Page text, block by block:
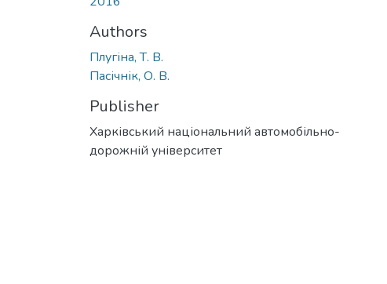
Authors
Плугіна, Т. В.
Пасічнік, О. В.
Publisher
Харківський національний автомобільно-
дорожній університет